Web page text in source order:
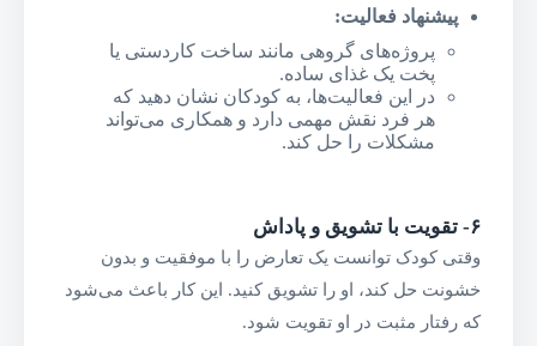
پیشنهاد فعالیت:
پروژه‌های گروهی مانند ساخت کاردستی یا
پخت یک غذای ساده.
در این فعالیت‌ها، به کودکان نشان دهید که
هر فرد نقش مهمی دارد و همکاری می‌تواند
مشکلات را حل کند.
۶- تقویت با تشویق و پاداش
وقتی کودک توانست یک تعارض را با موفقیت و بدون
خشونت حل کند، او را تشویق کنید. این کار باعث می‌شود
که رفتار مثبت در او تقویت شود.